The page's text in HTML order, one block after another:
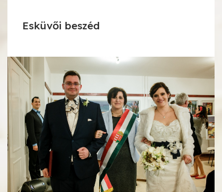
Esküvői beszéd